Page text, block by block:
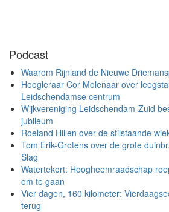
Podcast
Waarom Rijnland de Nieuwe
Hoogleraar Cor Molenaar over
Leidschendamse centrum
Wijkvereniging Leidschendam-Zuid
jubileum
Roeland Hillen over de stilstaande
Tom Erik-Grotens over de grote
Slag
Watertekort: Hoogheemraadschap
om te gaan
Vier dagen, 160 kilometer:
terug